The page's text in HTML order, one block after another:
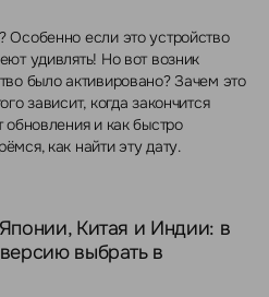
Особенно если это устройство
удивлять! Но вот возник
было активировано? Зачем это
зависит, когда закончится
обновления и как быстро
как найти эту дату.
Китая и Индии: в
выбрать в